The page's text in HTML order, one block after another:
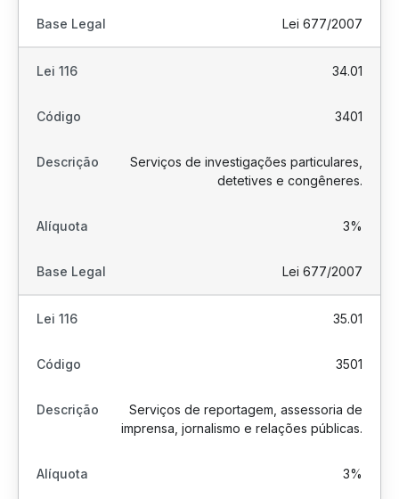
Lei 677/2007
34.01
3401
Serviços de investigações particulares,
detetives e congêneres.
3%
Lei 677/2007
35.01
3501
Serviços de reportagem, assessoria de
imprensa, jornalismo e relações públicas.
3%